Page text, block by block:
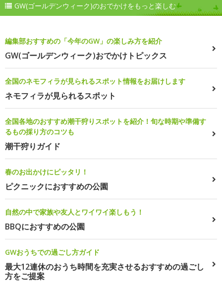
GW(ゴールデンウィーク)のおでかけをもっと楽しむ
編集部おすすめの「今年のGW」の楽しみ方を紹介
GW(ゴールデンウィーク)おでかけトピックス
全国のネモフィラが見られるスポット情報をお届けします
ネモフィラが見られるスポット
全国各地のおすすめ潮干狩りスポットを紹介！旬な時期や準備す
るもの採り方のコツも
潮干狩りガイド
春のお出かけにピッタリ！
ピクニックにおすすめの公園
自然の中で家族や友人とワイワイ楽しもう！
BBQにおすすめの公園
GWおうちでの過ごし方ガイド
最大12連休のおうち時間を充実させるおすすめの過ごし
方をご提案